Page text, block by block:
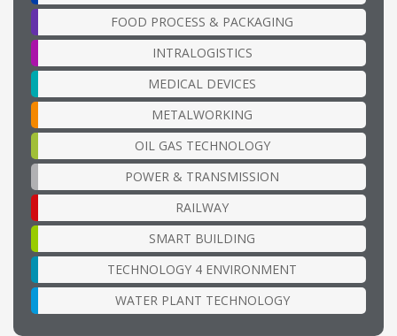
FOOD PROCESS & PACKAGING
INTRALOGISTICS
MEDICAL DEVICES
METALWORKING
OIL GAS TECHNOLOGY
POWER & TRANSMISSION
RAILWAY
SMART BUILDING
TECHNOLOGY 4 ENVIRONMENT
WATER PLANT TECHNOLOGY